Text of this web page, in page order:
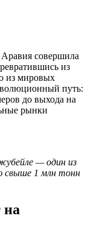
Аравия совершила
из
из мировых
путь:
до выхода на
рынки
— один из
свыше 1 млн тонн
на